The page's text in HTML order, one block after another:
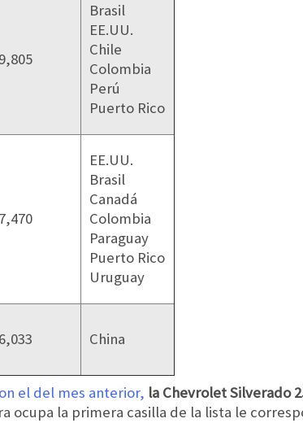
9,805
Brasil
EE.UU.
Chile
Colombia
Perú
Puerto Rico
7,470
EE.UU.
Brasil
Canadá
Colombia
Paraguay
Puerto Rico
Uruguay
6,033 China
el del mes anterior, la Chevrolet Silverado
ocupa la primera casilla de la lista le